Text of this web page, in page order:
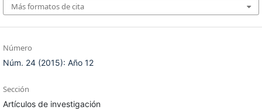
Más formatos de cita
Número
Núm. 24 (2015): Año 12
Sección
Artículos de investigación